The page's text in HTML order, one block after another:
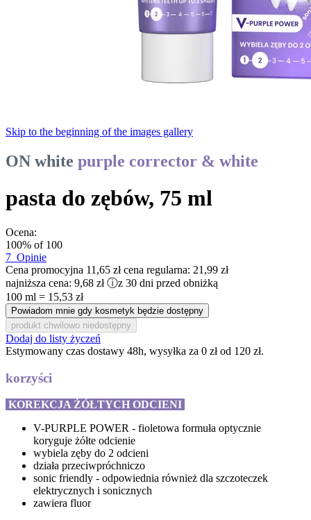
Skip to the beginning of the images gallery
ON white purple corrector & white
pasta do zębów, 75 ml
Ocena:
100% of 100
7 Opinie
Cena promocyjna 11,65 zł cena regularna: 21,99 zł
najniższa cena: 9,68 zł ⓘz 30 dni przed obniżką
100 ml = 15,53 zł
Powiadom mnie gdy kosmetyk będzie dostępny
produkt chwilowo niedostępny
Dodaj do listy życzeń
Estymowany czas dostawy 48h, wysyłka za 0 zł od 120 zł.
korzyści
KOREKCJA ŻÓŁTYCH ODCIENI
V-PURPLE POWER - fioletowa formuła optycznie
koryguje żółte odcienie
wybiela zęby do 2 odcieni
działa przeciwpróchniczo
sonic friendly - odpowiednia również dla szczoteczek
elektrycznych i sonicznych
zawiera fluor